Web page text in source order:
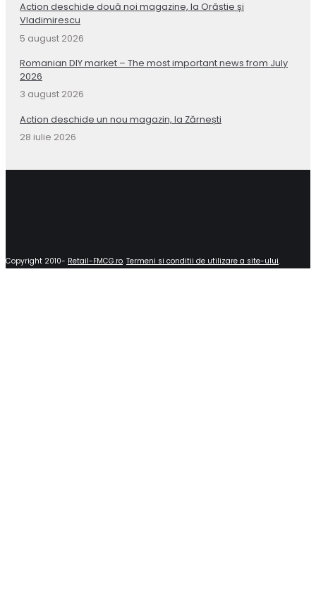
Action deschide două noi magazine, la Orăștie și
Vladimirescu
5 august 2026
Romanian DIY market – The most important news from July
2026
3 august 2026
Action deschide un nou magazin, la Zărnești
28 iulie 2026
Copyright 2010- Retail-FMCG.ro. Termeni si conditii de utilizare a site-ului.